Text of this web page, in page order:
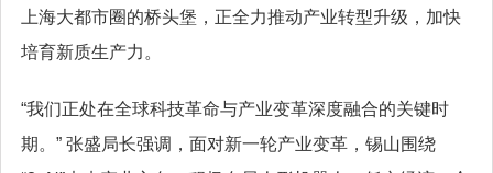
上海大都市圈的桥头堡，正全力推动产业转型升级，加快
培育新质生产力。
“我们正处在全球科技革命与产业变革深度融合的关键时
期。” 张盛局长强调，面对新一轮产业变革，锡山围绕